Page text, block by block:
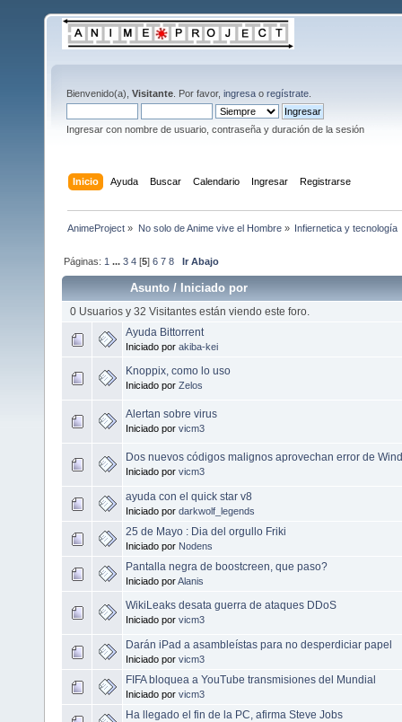
Bienvenido(a), Visitante . Por favor, ingresa o regístrate
Ingresar con nombre de usuario, contraseña y duración de la sesión
Inicio Ayuda Buscar Calendario Ingresar Registrarse
AnimeProject » No solo de Anime vive el Hombre» Infiernetica y tecnología
Páginas: 1 ...3 4 [5]6 7 8 Ir Abajo
Asunto /Iniciado por
0 Usuarios y 32 Visitantes están viendo este foro.
Ayuda Bittorrent
Iniciado por akiba-kei
Knoppix, como lo uso
Iniciado por Zelos
Alertan sobre virus
Iniciado por vicm3
Dos nuevos códigos malignos aprovechan error de
Iniciado por vicm3
ayuda con el quick star v8
Iniciado por darkwolf_legends
25 de Mayo : Dia del orgullo Friki
Iniciado por Nodens
Pantalla negra de boostcreen, que paso?
Iniciado porAlanis
WikiLeaks desata guerra de ataques DDoS
Iniciado por vicm3
Darán iPad a asambleístas para no desperdiciar papel
Iniciado por vicm3
FIFA bloquea a YouTube transmisiones del Mundial
Iniciado por vicm3
Ha llegado el fin de la PC, afirma Steve Jobs